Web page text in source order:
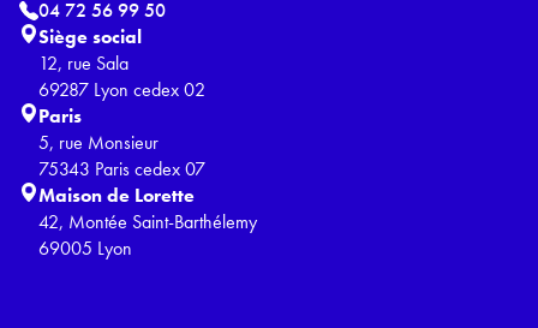
04 72 56 99 50
Siège social
12, rue Sala
69287 Lyon cedex 02
Paris
5, rue Monsieur
75343 Paris cedex 07
Maison de Lorette
42, Montée Saint-Barthélemy
69005 Lyon